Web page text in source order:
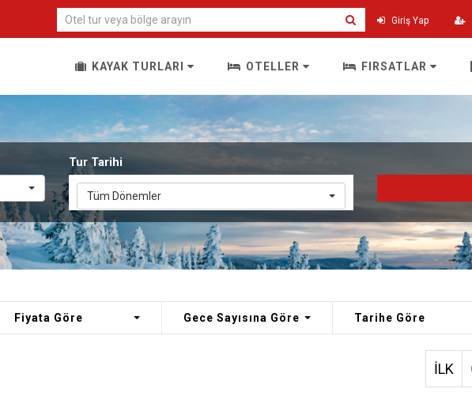
Giriş Yap
KAYAK TURLARI OTELLER FIRSATLAR
Tur Tarihi
Tüm Dönemler
Fiyata Göre Gece Sayısına Göre Tarihe Göre
İLK